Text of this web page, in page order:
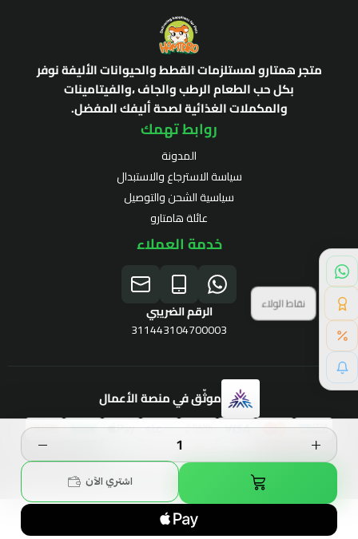
اشتري الآن
متجر همتارو لمستلزمات القطط والحيوانات الأليفة نوفر
بكل حب الطعام الرطب والجاف ،والفيتامينات
والمكملات الغذائية لصحة أليفك المفضل.
روابط تهمك
المدونة
سياسة الاسترجاع والاستبدال
سياسية الشحن والتوصيل
عائلة هامتارو
خدمة العملاء
الرقم الضريبي
311443104700003
موثّق في منصة الأعمال
الحقوق محفوظة | 2026
برنامج الولاء
نقاط الولاء